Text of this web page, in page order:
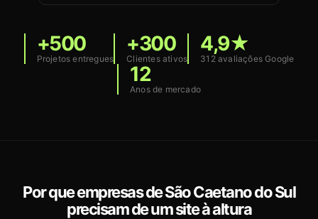
+500
Projetos entregues
+300
Clientes ativos
4,9★
312 avaliações Google
12
Anos de mercado
Por que empresas de São Caetano do Sul
precisam de um site à altura